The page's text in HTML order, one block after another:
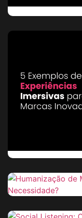
Leia mais
28 de abril de 2025
Branding